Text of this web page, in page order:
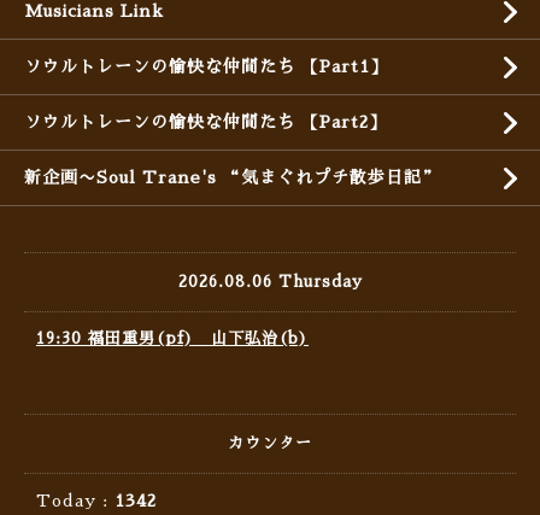
Musicians Link
ソウルトレーンの愉快な仲間たち 【Part1】
ソウルトレーンの愉快な仲間たち 【Part2】
新企画〜Soul Trane's “気まぐれプチ散歩日記”
2026.08.06 Thursday
19:30 福田重男(pf) 山下弘治(b)
カウンター
Today : 1342